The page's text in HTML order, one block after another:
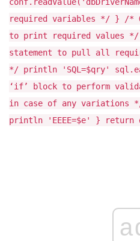
required variables */ } /*
to print required values
statement to pull all
*/ println 'SQL=$qry'
‘if’ block to perform
in case of any variations
println 'EEEE=$e' } return